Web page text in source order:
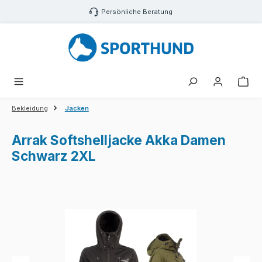
Zum Hauptinhalt springen Persönliche Beratung
Bekleidung Jacken
Arrak Softshelljacke Akka Damen
Schwarz 2XL
Bildergalerie überspringen